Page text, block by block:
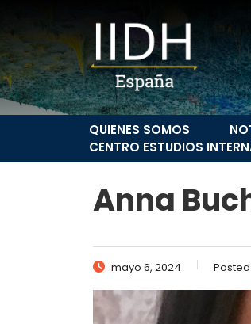
QUIENES SOMOS
CENTRO ESTUDIOS
Anna
mayo 6, 2024